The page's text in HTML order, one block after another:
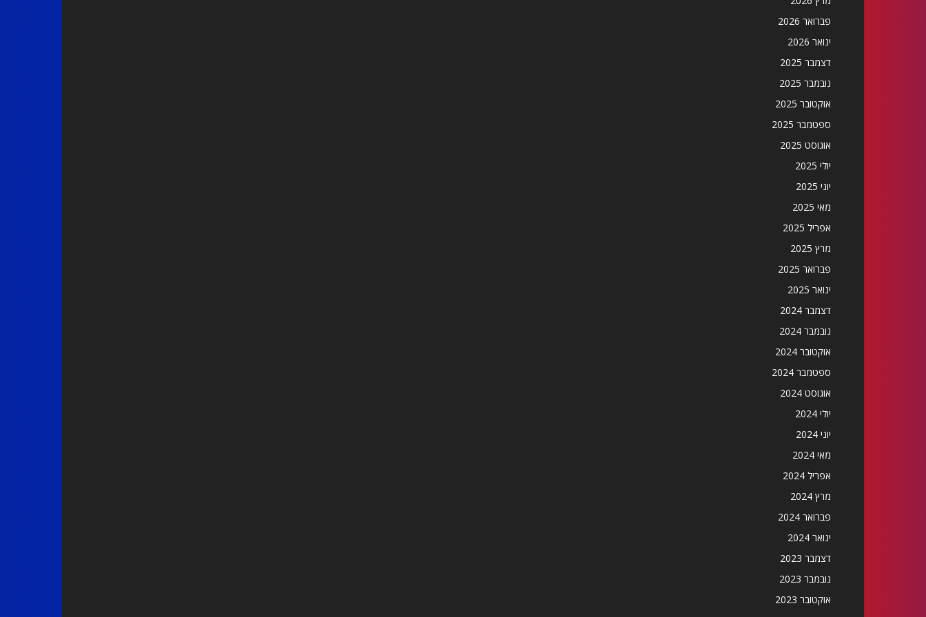
פברואר 2026
ינואר 2026
דצמבר 2025
נובמבר 2025
אוקטובר 2025
ספטמבר 2025
אוגוסט 2025
יולי 2025
יוני 2025
מאי 2025
אפריל 2025
מרץ 2025
פברואר 2025
ינואר 2025
דצמבר 2024
נובמבר 2024
אוקטובר 2024
ספטמבר 2024
אוגוסט 2024
יולי 2024
יוני 2024
מאי 2024
אפריל 2024
מרץ 2024
פברואר 2024
ינואר 2024
דצמבר 2023
נובמבר 2023
אוקטובר 2023